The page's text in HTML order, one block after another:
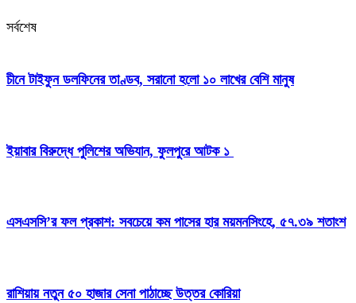
সর্বশেষ
চীনে টাইফুন ডলফিনের তাণ্ডব, সরানো হলো ১০ লাখের বেশি মানুষ
ইয়াবার বিরুদ্ধে পুলিশের অভিযান, ফুলপুরে আটক ১
এসএসসি’র ফল প্রকাশ: সবচেয়ে কম পাসের হার ময়মনসিংহে, ৫৭.৩৯ শতাংশ
রাশিয়ায় নতুন ৫০ হাজার সেনা পাঠাচ্ছে উত্তর কোরিয়া